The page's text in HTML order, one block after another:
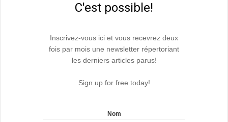
C'est possible!
Inscrivez-vous ici et vous recevrez deux
fois par mois une newsletter répertoriant
les derniers articles parus!
Sign up for free today!
Nom